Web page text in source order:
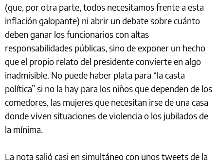
(que, por otra parte, todos necesitamos frente a esta
inflación galopante) ni abrir un debate sobre cuánto
deben ganar los funcionarios con altas
responsabilidades públicas, sino de exponer un hecho
que el propio relato del presidente convierte en algo
inadmisible. No puede haber plata para “la casta
política” si no la hay para los niños que dependen de los
comedores, las mujeres que necesitan irse de una casa
donde viven situaciones de violencia o los jubilados de
la mínima.
La nota salió casi en simultáneo con unos tweets de la